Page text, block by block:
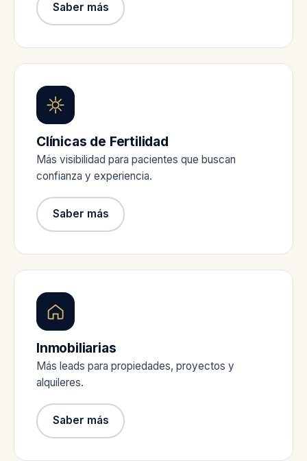
Saber más
Clínicas de Fertilidad
Más visibilidad para pacientes que buscan
confianza y experiencia.
Saber más
Inmobiliarias
Más leads para propiedades, proyectos y
alquileres.
Saber más